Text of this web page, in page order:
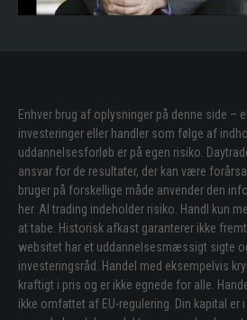
Enhver brug af oplysninger på denne side –
investeringer eller handler som følge af
uddannelsesforløb er på egen risiko.
ansvar for de resultater, der kan være
bruger på forskellige måde anvender den
her. Al trading indeholder risiko. Handl kun
at tabe. Historisk afkast garanterer ikke
websitet har et uddannelsesmæssigt sigte
investeringsråd. Handel med eksempelvis
kraftigt i pris og er ikke egnede for alle.
ikke omfattet af EU-regulering. Din kapital er